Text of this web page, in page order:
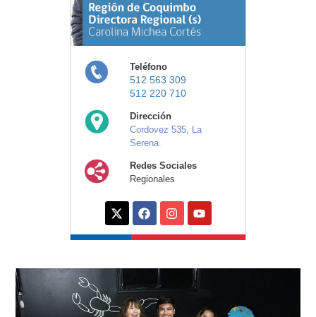
Teléfono
512 563 309
512 220 710
Dirección
Cordovez 535, La
Serena.
Redes Sociales
Regionales